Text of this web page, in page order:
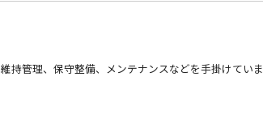
持管理、保守整備、メンテナンスなどを手掛けていま